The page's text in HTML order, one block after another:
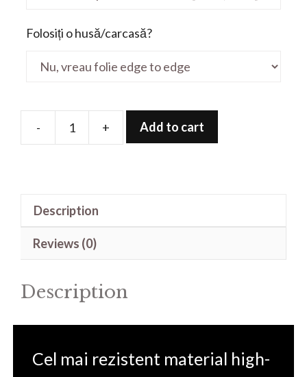
Folosiți o husă/carcasă?
-
Folie
+ Add to cart
Description
Reviews (0)
Description
Cel mai rezistent material high-